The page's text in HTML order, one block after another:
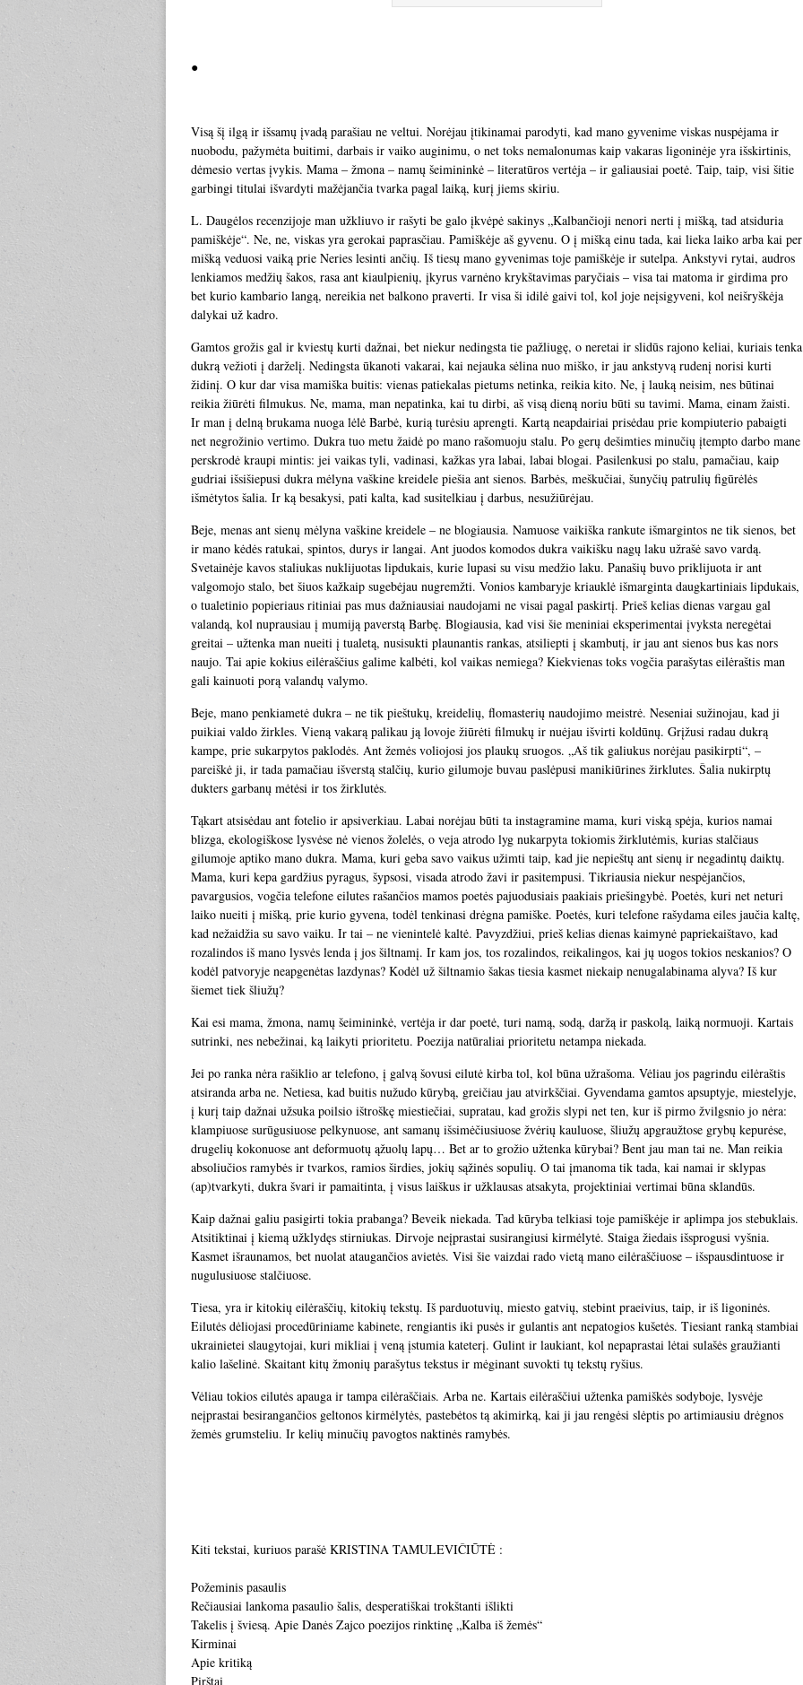
●
Visą šį ilgą ir išsamų įvadą parašiau ne veltui. Norėjau įtikinamai parodyti, kad mano gyvenime viskas nuspėjama ir
nuobodu, pažymėta buitimi, darbais ir vaiko auginimu, o net toks nemalonumas kaip vakaras ligoninėje yra išskirtinis,
dėmesio vertas įvykis. Mama – žmona – namų šeimininkė – literatūros vertėja – ir galiausiai poetė. Taip, taip, visi šitie
garbingi titulai išvardyti mažėjančia tvarka pagal laiką, kurį jiems skiriu.
L. Daugėlos recenzijoje man užkliuvo ir rašyti be galo įkvėpė sakinys „Kalbančioji nenori nerti į mišką, tad atsiduria
pamiškėje“. Ne, ne, viskas yra gerokai paprasčiau. Pamiškėje aš gyvenu. O į mišką einu tada, kai lieka laiko arba kai per
mišką veduosi vaiką prie Neries lesinti ančių. Iš tiesų mano gyvenimas toje pamiškėje ir sutelpa. Ankstyvi rytai, audros
lenkiamos medžių šakos, rasa ant kiaulpienių, įkyrus varnėno krykštavimas paryčiais – visa tai matoma ir girdima pro
bet kurio kambario langą, nereikia net balkono praverti. Ir visa ši idilė gaivi tol, kol joje neįsigyveni, kol neišryškėja
dalykai už kadro.
Gamtos grožis gal ir kviestų kurti dažnai, bet niekur nedingsta tie pažliugę, o neretai ir slidūs rajono keliai, kuriais tenka
dukrą vežioti į darželį. Nedingsta ūkanoti vakarai, kai nejauka sėlina nuo miško, ir jau ankstyvą rudenį norisi kurti
židinį. O kur dar visa mamiška buitis: vienas patiekalas pietums netinka, reikia kito. Ne, į lauką neisim, nes būtinai
reikia žiūrėti filmukus. Ne, mama, man nepatinka, kai tu dirbi, aš visą dieną noriu būti su tavimi. Mama, einam žaisti.
Ir man į delną brukama nuoga lėlė Barbė, kurią turėsiu aprengti. Kartą neapdairiai prisėdau prie kompiuterio pabaigti
net negrožinio vertimo. Dukra tuo metu žaidė po mano rašomuoju stalu. Po gerų dešimties minučių įtempto darbo mane
perskrodė kraupi mintis: jei vaikas tyli, vadinasi, kažkas yra labai, labai blogai. Pasilenkusi po stalu, pamačiau, kaip
gudriai išsišiepusi dukra mėlyna vaškine kreidele piešia ant sienos. Barbės, meškučiai, šunyčių patrulių figūrėlės
išmėtytos šalia. Ir ką besakysi, pati kalta, kad susitelkiau į darbus, nesužiūrėjau.
Beje, menas ant sienų mėlyna vaškine kreidele – ne blogiausia. Namuose vaikiška rankute išmargintos ne tik sienos, bet
ir mano kėdės ratukai, spintos, durys ir langai. Ant juodos komodos dukra vaikišku nagų laku užrašė savo vardą.
Svetainėje kavos staliukas nuklijuotas lipdukais, kurie lupasi su visu medžio laku. Panašių buvo priklijuota ir ant
valgomojo stalo, bet šiuos kažkaip sugebėjau nugremžti. Vonios kambaryje kriauklė išmarginta daugkartiniais lipdukais,
o tualetinio popieriaus ritiniai pas mus dažniausiai naudojami ne visai pagal paskirtį. Prieš kelias dienas vargau gal
valandą, kol nuprausiau į mumiją paverstą Barbę. Blogiausia, kad visi šie meniniai eksperimentai įvyksta neregėtai
greitai – užtenka man nueiti į tualetą, nusisukti plaunantis rankas, atsiliepti į skambutį, ir jau ant sienos bus kas nors
naujo. Tai apie kokius eilėraščius galime kalbėti, kol vaikas nemiega? Kiekvienas toks vogčia parašytas eilėraštis man
gali kainuoti porą valandų valymo.
Beje, mano penkiametė dukra – ne tik pieštukų, kreidelių, flomasterių naudojimo meistrė. Neseniai sužinojau, kad ji
puikiai valdo žirkles. Vieną vakarą palikau ją lovoje žiūrėti filmukų ir nuėjau išvirti koldūnų. Grįžusi radau dukrą
kampe, prie sukarpytos paklodės. Ant žemės voliojosi jos plaukų sruogos. „Aš tik galiukus norėjau pasikirpti“, –
pareiškė ji, ir tada pamačiau išverstą stalčių, kurio gilumoje buvau paslėpusi manikiūrines žirklutes. Šalia nukirptų
dukters garbanų mėtėsi ir tos žirklutės.
Tąkart atsisėdau ant fotelio ir apsiverkiau. Labai norėjau būti ta instagramine mama, kuri viską spėja, kurios namai
blizga, ekologiškose lysvėse nė vienos žolelės, o veja atrodo lyg nukarpyta tokiomis žirklutėmis, kurias stalčiaus
gilumoje aptiko mano dukra. Mama, kuri geba savo vaikus užimti taip, kad jie nepieštų ant sienų ir negadintų daiktų.
Mama, kuri kepa gardžius pyragus, šypsosi, visada atrodo žavi ir pasitempusi. Tikriausia niekur nespėjančios,
pavargusios, vogčia telefone eilutes rašančios mamos poetės pajuodusiais paakiais priešingybė. Poetės, kuri net neturi
laiko nueiti į mišką, prie kurio gyvena, todėl tenkinasi drėgna pamiške. Poetės, kuri telefone rašydama eiles jaučia kaltę,
kad nežaidžia su savo vaiku. Ir tai – ne vienintelė kaltė. Pavyzdžiui, prieš kelias dienas kaimynė papriekaištavo, kad
rozalindos iš mano lysvės lenda į jos šiltnamį. Ir kam jos, tos rozalindos, reikalingos, kai jų uogos tokios neskanios? O
kodėl patvoryje neapgenėtas lazdynas? Kodėl už šiltnamio šakas tiesia kasmet niekaip nenugalabinama alyva? Iš kur
šiemet tiek šliužų?
Kai esi mama, žmona, namų šeimininkė, vertėja ir dar poetė, turi namą, sodą, daržą ir paskolą, laiką normuoji. Kartais
sutrinki, nes nebežinai, ką laikyti prioritetu. Poezija natūraliai prioritetu netampa niekada.
Jei po ranka nėra rašiklio ar telefono, į galvą šovusi eilutė kirba tol, kol būna užrašoma. Vėliau jos pagrindu eilėraštis
atsiranda arba ne. Netiesa, kad buitis nužudo kūrybą, greičiau jau atvirkščiai. Gyvendama gamtos apsuptyje, miestelyje,
į kurį taip dažnai užsuka poilsio ištroškę miestiečiai, supratau, kad grožis slypi net ten, kur iš pirmo žvilgsnio jo nėra:
klampiuose surūgusiuose pelkynuose, ant samanų išsimėčiusiuose žvėrių kauluose, šliužų apgraužtose grybų kepurėse,
drugelių kokonuose ant deformuotų ąžuolų lapų… Bet ar to grožio užtenka kūrybai? Bent jau man tai ne. Man reikia
absoliučios ramybės ir tvarkos, ramios širdies, jokių sąžinės sopulių. O tai įmanoma tik tada, kai namai ir sklypas
(ap)tvarkyti, dukra švari ir pamaitinta, į visus laiškus ir užklausas atsakyta, projektiniai vertimai būna sklandūs.
Kaip dažnai galiu pasigirti tokia prabanga? Beveik niekada. Tad kūryba telkiasi toje pamiškėje ir aplimpa jos stebuklais.
Atsitiktinai į kiemą užklydęs stirniukas. Dirvoje neįprastai susirangiusi kirmėlytė. Staiga žiedais išsprogusi vyšnia.
Kasmet išraunamos, bet nuolat ataugančios avietės. Visi šie vaizdai rado vietą mano eilėraščiuose – išspausdintuose ir
nugulusiuose stalčiuose.
Tiesa, yra ir kitokių eilėraščių, kitokių tekstų. Iš parduotuvių, miesto gatvių, stebint praeivius, taip, ir iš ligoninės.
Eilutės dėliojasi procedūriniame kabinete, rengiantis iki pusės ir gulantis ant nepatogios kušetės. Tiesiant ranką stambiai
ukrainietei slaugytojai, kuri mikliai į veną įstumia kateterį. Gulint ir laukiant, kol nepaprastai lėtai sulašės graužianti
kalio lašelinė. Skaitant kitų žmonių parašytus tekstus ir mėginant suvokti tų tekstų ryšius.
Vėliau tokios eilutės apauga ir tampa eilėraščiais. Arba ne. Kartais eilėraščiui užtenka pamiškės sodyboje, lysvėje
neįprastai besirangančios geltonos kirmėlytės, pastebėtos tą akimirką, kai ji jau rengėsi slėptis po artimiausiu drėgnos
žemės grumsteliu. Ir kelių minučių pavogtos naktinės ramybės.
Kiti tekstai, kuriuos parašė KRISTINA TAMULEVIČIŪTĖ :
Požeminis pasaulis
Rečiausiai lankoma pasaulio šalis, desperatiškai trokštanti išlikti
Takelis į šviesą. Apie Danės Zajco poezijos rinktinę „Kalba iš žemės“
Kirminai
Apie kritiką
Pirštai